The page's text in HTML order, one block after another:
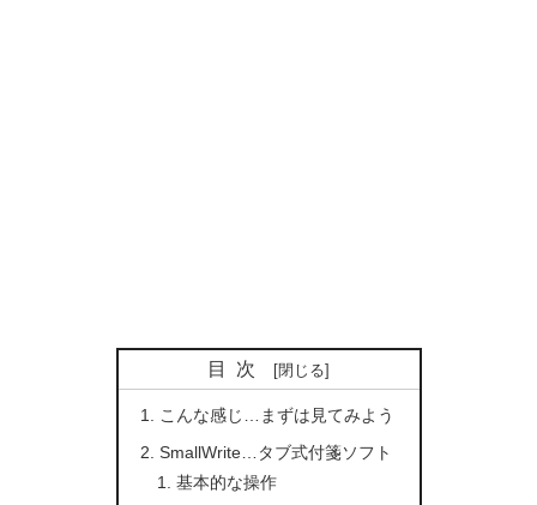
目次
こんな感じ…まずは見てみよう
SmallWrite…タブ式付箋ソフト
基本的な操作